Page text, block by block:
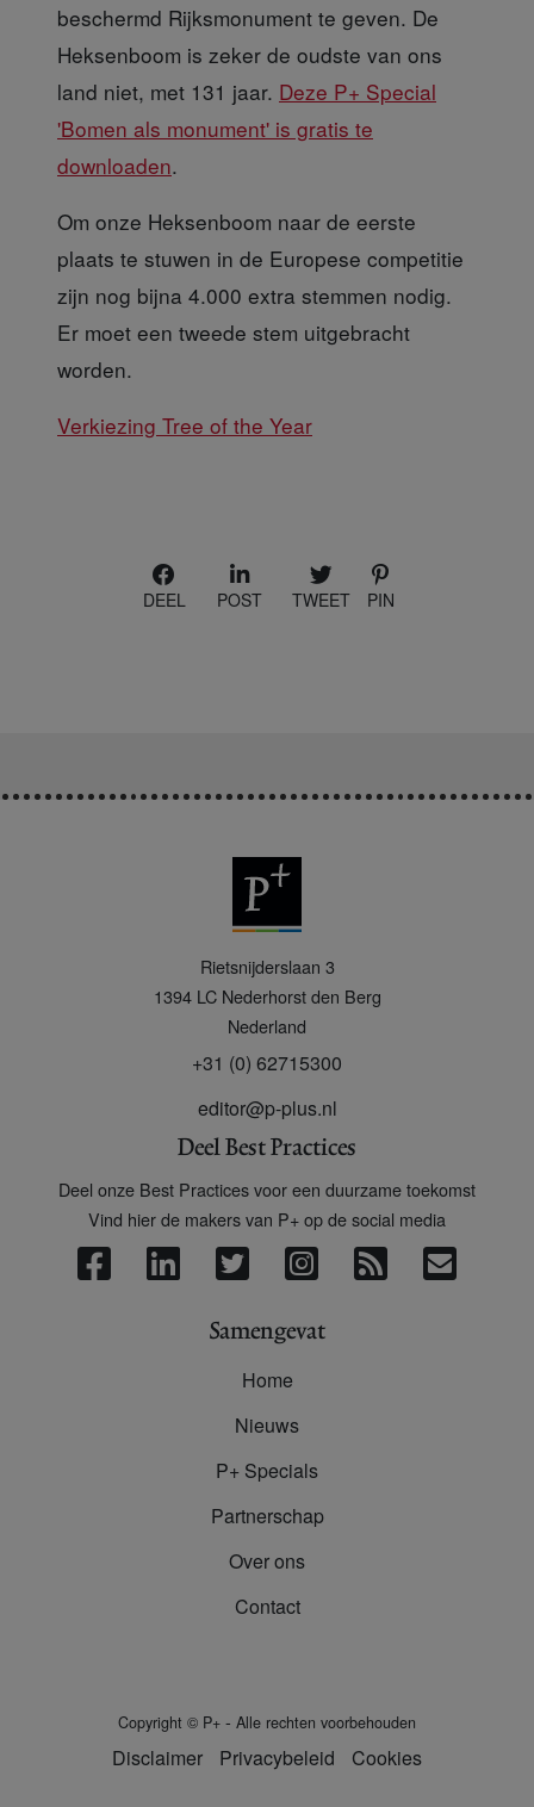
beschermd Rijksmonument te geven. De
Heksenboom is zeker de oudste van ons
land niet, met 131 jaar. Deze P+ Special
'Bomen als monument' is gratis te
downloaden.
Om onze Heksenboom naar de eerste
plaats te stuwen in de Europese competitie
zijn nog bijna 4.000 extra stemmen nodig.
Er moet een tweede stem uitgebracht
worden.
Verkiezing Tree of the Year
DEEL POST TWEET PIN
Rietsnijderslaan 3
1394 LC Nederhorst den Berg
Nederland
+31 (0) 62715300
editor@p-plus.nl
Deel Best Practices
Deel onze Best Practices voor een duurzame toekomst
Vind hier de makers van P+ op de social media
Samengevat
Home
Nieuws
P+ Specials
Partnerschap
Over ons
Contact
Copyright © P+ - Alle rechten voorbehouden
Disclaimer Privacybeleid Cookies